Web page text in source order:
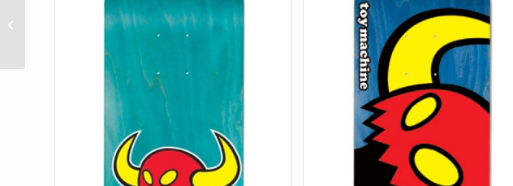
Terror Sight 8.53in X
32.19in Creature Decks